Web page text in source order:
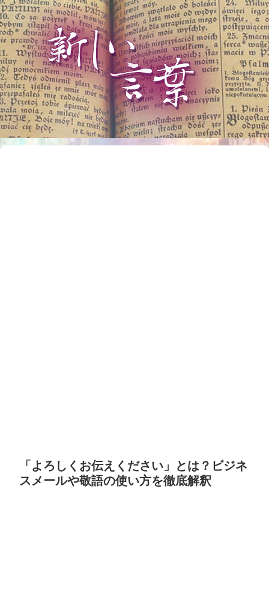
「よろしくお伝えください」とは？ビジネ
スメールや敬語の使い方を徹底解釈